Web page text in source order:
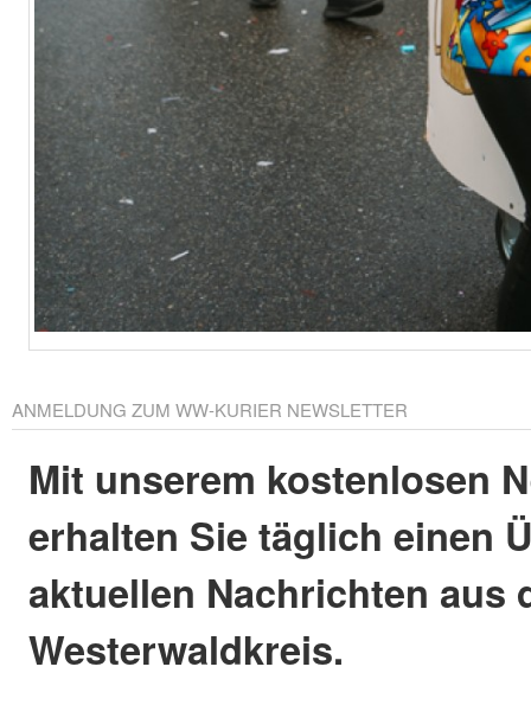
ANMELDUNG ZUM WW-KURIER NEWSLETTER
Mit unserem kostenlosen
erhalten Sie täglich einen
aktuellen Nachrichten aus
Westerwaldkreis.